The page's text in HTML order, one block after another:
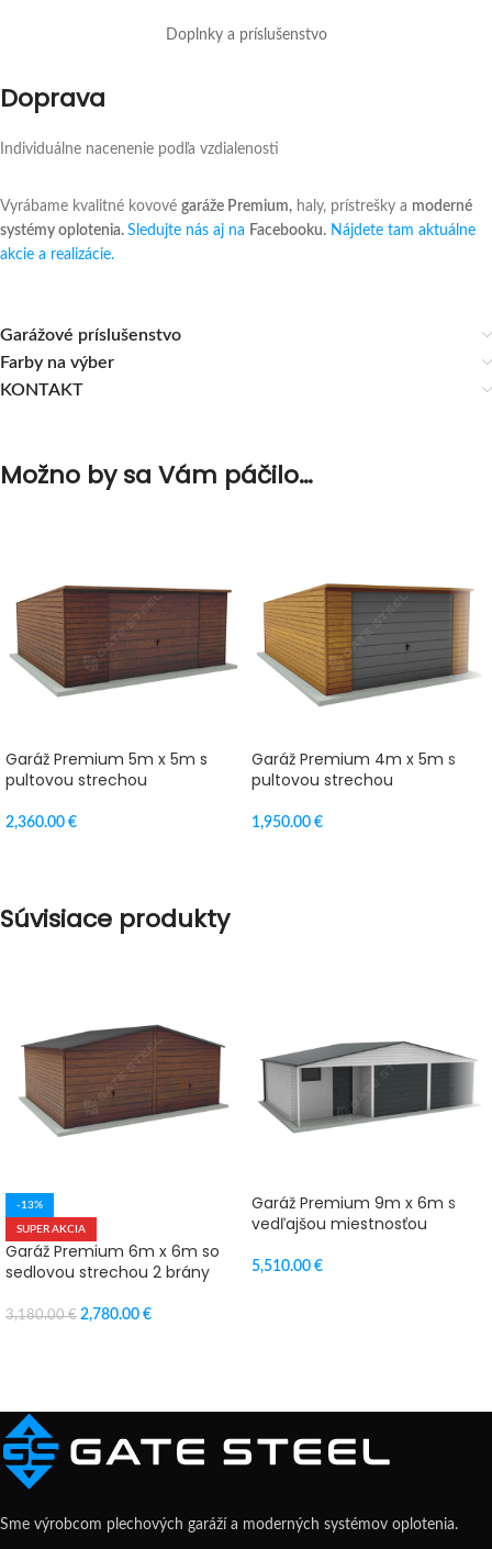
Doplnky a príslušenstvo
Doprava
Individuálne nacenenie podľa vzdialenosti
Vyrábame kvalitné kovové garáže Premium, haly, prístrešky a moderné
systémy oplotenia. Sledujte nás aj na Facebooku. Nájdete tam aktuálne
akcie a realizácie.
Garážové príslušenstvo
Farby na výber
KONTAKT
Možno by sa Vám páčilo…
Garáž Premium 5m x 5m s
pultovou strechou
2,360.00 €
Garáž Premium 4m x 5m s
pultovou strechou
1,950.00 €
Súvisiace produkty
-13%
SUPER AKCIA
Garáž Premium 6m x 6m so
sedlovou strechou 2 brány
3,180.00€ 2,780.00 €
Garáž Premium 9m x 6m s
vedľajšou miestnosťou
5,510.00 €
Sme výrobcom plechových garáží a moderných systémov oplotenia.